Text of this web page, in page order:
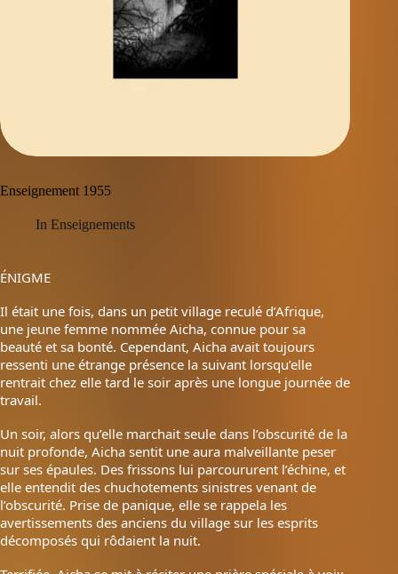
Enseignement 1955
In Enseignements
ÉNIGME
Il était une fois, dans un petit village reculé d’Afrique,
une jeune femme nommée Aicha, connue pour sa
beauté et sa bonté. Cependant, Aicha avait toujours
ressenti une étrange présence la suivant lorsqu’elle
rentrait chez elle tard le soir après une longue journée de
travail.
Un soir, alors qu’elle marchait seule dans l’obscurité de la
nuit profonde, Aicha sentit une aura malveillante peser
sur ses épaules. Des frissons lui parcoururent l’échine, et
elle entendit des chuchotements sinistres venant de
l’obscurité. Prise de panique, elle se rappela les
avertissements des anciens du village sur les esprits
décomposés qui rôdaient la nuit.